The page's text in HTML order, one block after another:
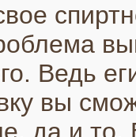
Ведь
вы